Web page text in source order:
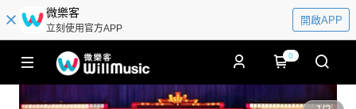
微樂客
立刻使用官方APP
開啟APP
0